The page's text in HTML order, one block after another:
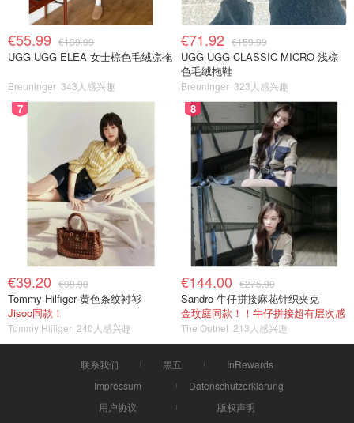
€55.99 €139.99
UGG UGG ELEA 女士棕色毛绒凉拖
Breuninger 343人感兴趣
€71.92 €159.99
UGG UGG CLASSIC MICRO 浅棕
色毛绒拖鞋
Breuninger 323人感兴趣
7
€39.20 €99.90
Tommy Hilfiger 黄色条纹衬衫
Jisoo同款！
Tommy Hilfiger 240人感兴趣
8
€144.00 €275.00
Sandro 牛仔拼接麻花针织夹克
金玟庭同款！！牛仔拼接超有层次感
The Outnet 213人感兴趣
联系我们 黑五
InRewards
Impressum
Datenschutzerklärung
用户协议
版权声明